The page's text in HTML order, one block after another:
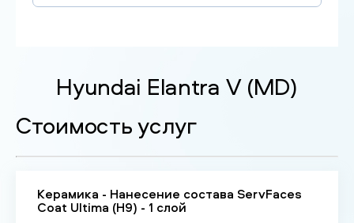
Hyundai Elantra V (MD)
Стоимость услуг
Керамика - Нанесение состава ServFaces
Coat Ultima (H9) - 1 слой